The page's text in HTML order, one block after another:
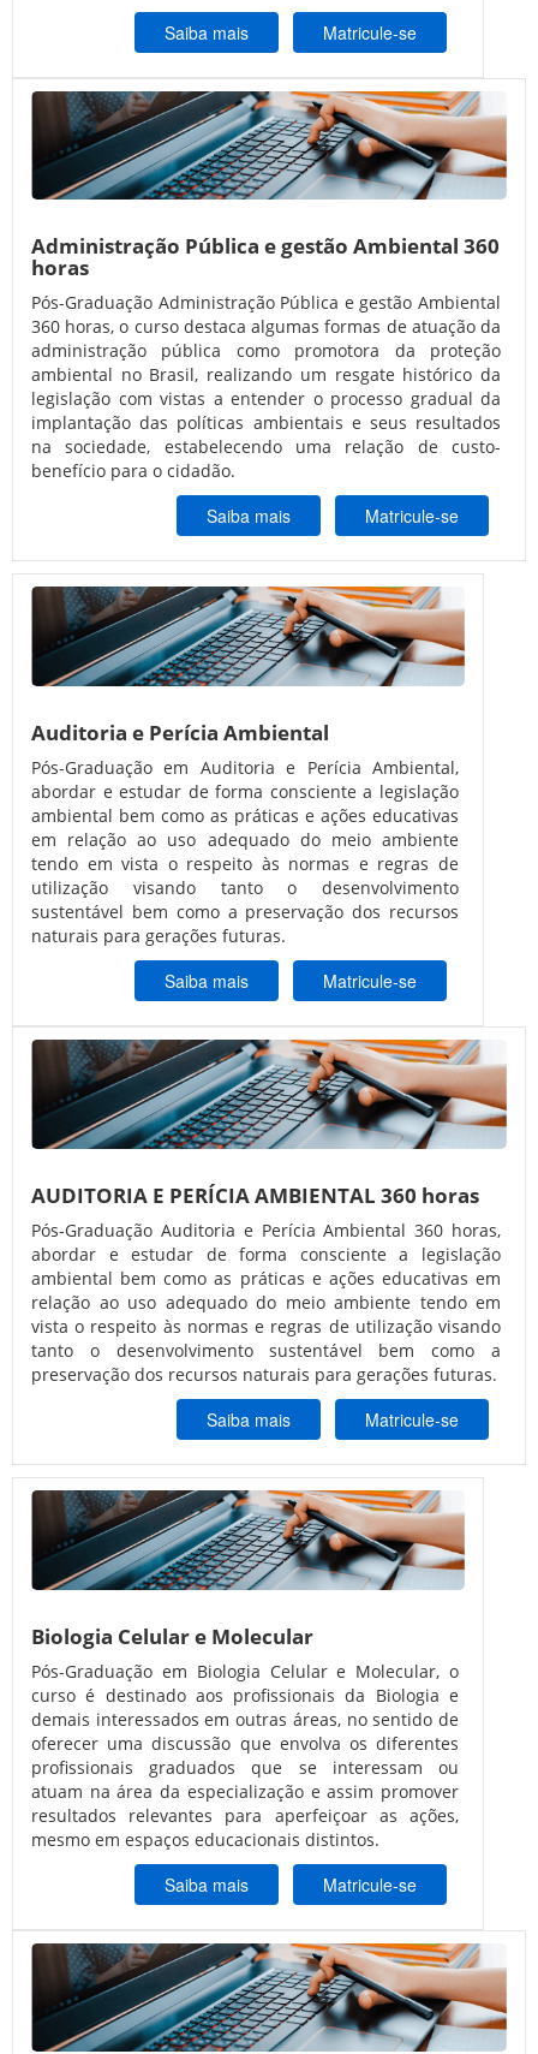
Saiba mais Matricule-se
Administração Pública e gestão Ambiental 360
horas
Pós-Graduação Administração Pública e gestão Ambiental
360 horas, o curso destaca algumas formas de atuação da
administração pública como promotora da proteção
ambiental no Brasil, realizando um resgate histórico da
legislação com vistas a entender o processo gradual da
implantação das políticas ambientais e seus resultados
na sociedade, estabelecendo uma relação de custo-
benefício para o cidadão.
Saiba mais Matricule-se
Auditoria e Perícia Ambiental
Pós-Graduação em Auditoria e Perícia Ambiental,
abordar e estudar de forma consciente a legislação
ambiental bem como as práticas e ações educativas
em relação ao uso adequado do meio ambiente
tendo em vista o respeito às normas e regras de
utilização visando tanto o desenvolvimento
sustentável bem como a preservação dos recursos
naturais para gerações futuras.
Saiba mais Matricule-se
AUDITORIA E PERÍCIA AMBIENTAL 360 horas
Pós-Graduação Auditoria e Perícia Ambiental 360 horas,
abordar e estudar de forma consciente a legislação
ambiental bem como as práticas e ações educativas em
relação ao uso adequado do meio ambiente tendo em
vista o respeito às normas e regras de utilização visando
tanto o desenvolvimento sustentável bem como a
preservação dos recursos naturais para gerações futuras.
Saiba mais Matricule-se
Biologia Celular e Molecular
Pós-Graduação em Biologia Celular e Molecular, o
curso é destinado aos profissionais da Biologia e
demais interessados em outras áreas, no sentido de
oferecer uma discussão que envolva os diferentes
profissionais graduados que se interessam ou
atuam na área da especialização e assim promover
resultados relevantes para aperfeiçoar as ações,
mesmo em espaços educacionais distintos.
Saiba mais Matricule-se